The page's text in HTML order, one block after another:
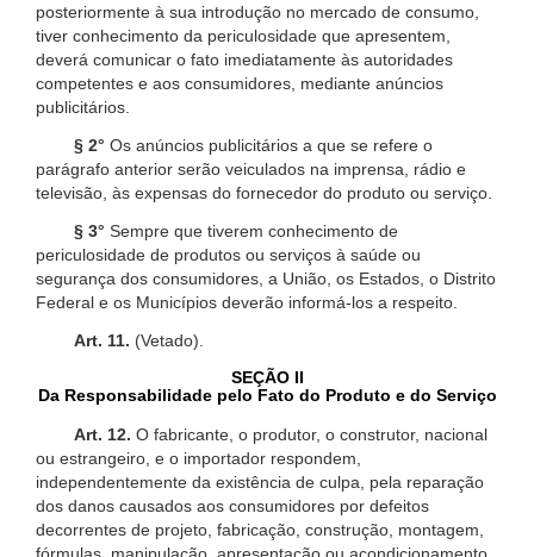
posteriormente à sua introdução no mercado de consumo,
tiver conhecimento da periculosidade que apresentem,
deverá comunicar o fato imediatamente às autoridades
competentes e aos consumidores, mediante anúncios
publicitários.
§ 2° Os anúncios publicitários a que se refere o
parágrafo anterior serão veiculados na imprensa, rádio e
televisão, às expensas do fornecedor do produto ou serviço.
§ 3° Sempre que tiverem conhecimento de
periculosidade de produtos ou serviços à saúde ou
segurança dos consumidores, a União, os Estados, o Distrito
Federal e os Municípios deverão informá-los a respeito.
Art. 11. (Vetado).
SEÇÃO II
Da Responsabilidade pelo Fato do Produto e do Serviço
Art. 12. O fabricante, o produtor, o construtor, nacional
ou estrangeiro, e o importador respondem,
independentemente da existência de culpa, pela reparação
dos danos causados aos consumidores por defeitos
decorrentes de projeto, fabricação, construção, montagem,
fórmulas, manipulação, apresentação ou acondicionamento